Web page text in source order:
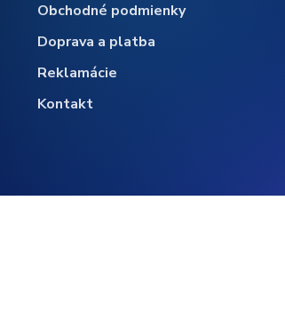
Obchodné podmienky
Doprava a platba
Reklamácie
Kontakt